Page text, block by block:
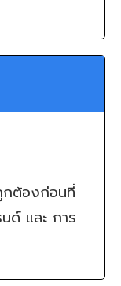
กต้องก่อนที่
ด์ และ การ